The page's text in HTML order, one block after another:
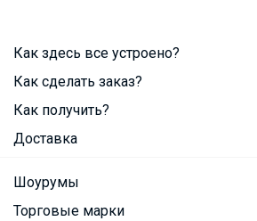
Как здесь все устроено?
Как сделать заказ?
Как получить?
Доставка
Шоурумы
Торговые марки